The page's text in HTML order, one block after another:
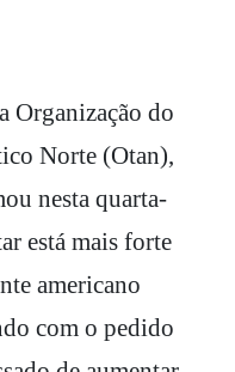
Norte (Otan),
nesta quarta-
está mais forte
americano
com o pedido